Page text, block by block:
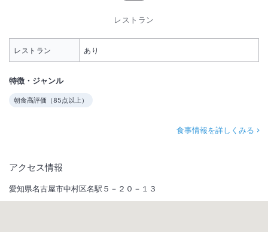
レストラン
レストラン あり
特徴・ジャンル
朝食高評価（85点以上）
食事情報を詳しくみる
アクセス情報
愛知県名古屋市中村区名駅５－２０－１３